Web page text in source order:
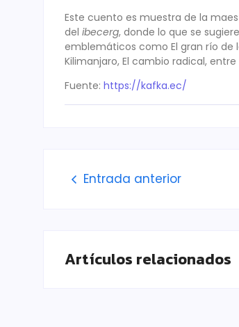
Este cuento es muestra de la
del ibecerg, donde lo que se
emblemáticos como El gran río de
Kilimanjaro, El cambio radical, entre
Fuente: https://kafka.ec/
Entrada anterior
Artículos relacionados